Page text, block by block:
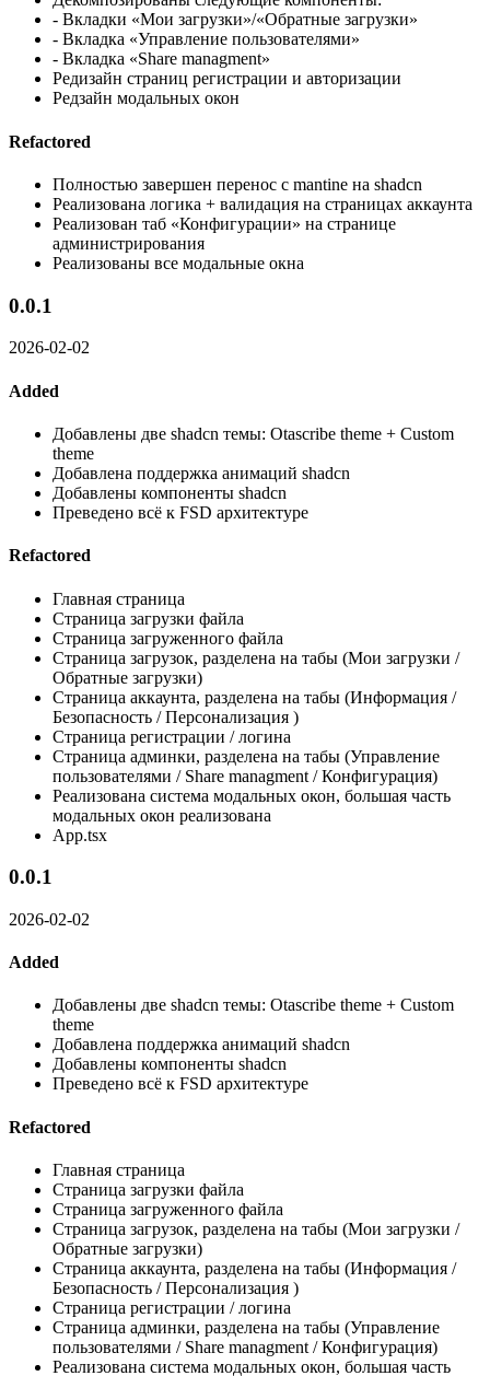
- Вкладки «Мои загрузки»/«Обратные загрузки»
- Вкладка «Управление пользователями»
- Вкладка «Share managment»
Редизайн страниц регистрации и авторизации
Редзайн модальных окон
Refactored
Полностью завершен перенос с mantine на shadcn
Реализована логика + валидация на страницах аккаунта
Реализован таб «Конфигурации» на странице
администрирования
Реализованы все модальные окна
0.0.1
2026-02-02
Added
Добавлены две shadcn темы: Otascribe theme + Custom
theme
Добавлена поддержка анимаций shadcn
Добавлены компоненты shadcn
Преведено всё к FSD архитектуре
Refactored
Главная страница
Страница загрузки файла
Страница загруженного файла
Страница загрузок, разделена на табы (Мои загрузки /
Обратные загрузки)
Страница аккаунта, разделена на табы (Информация /
Безопасность / Персонализация )
Страница регистрации / логина
Страница админки, разделена на табы (Управление
пользователями / Share managment / Конфигурация)
Реализована система модальных окон, большая часть
модальных окон реализована
App.tsx
0.0.1
2026-02-02
Added
Добавлены две shadcn темы: Otascribe theme + Custom
theme
Добавлена поддержка анимаций shadcn
Добавлены компоненты shadcn
Преведено всё к FSD архитектуре
Refactored
Главная страница
Страница загрузки файла
Страница загруженного файла
Страница загрузок, разделена на табы (Мои загрузки /
Обратные загрузки)
Страница аккаунта, разделена на табы (Информация /
Безопасность / Персонализация )
Страница регистрации / логина
Страница админки, разделена на табы (Управление
пользователями / Share managment / Конфигурация)
Реализована система модальных окон, большая часть